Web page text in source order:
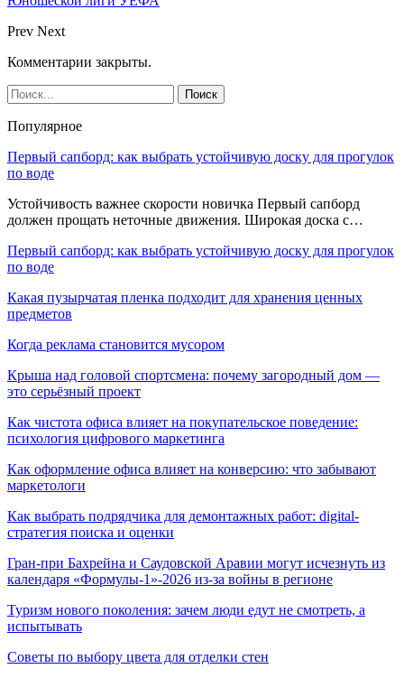
Prev Next
Комментарии закрыты.
Популярное
Первый сапборд: как выбрать устойчивую доску для прогулок
по воде
Устойчивость важнее скорости новичка Первый сапборд
должен прощать неточные движения. Широкая доска с…
Первый сапборд: как выбрать устойчивую доску для прогулок
по воде
Какая пузырчатая пленка подходит для хранения ценных
предметов
Когда реклама становится мусором
Крыша над головой спортсмена: почему загородный дом —
это серьёзный проект
Как чистота офиса влияет на покупательское поведение:
психология цифрового маркетинга
Как оформление офиса влияет на конверсию: что забывают
маркетологи
Как выбрать подрядчика для демонтажных работ: digital-
стратегия поиска и оценки
Гран-при Бахрейна и Саудовской Аравии могут исчезнуть из
календаря «Формулы-1»-2026 из-за войны в регионе
Туризм нового поколения: зачем люди едут не смотреть, а
испытывать
Советы по выбору цвета для отделки стен